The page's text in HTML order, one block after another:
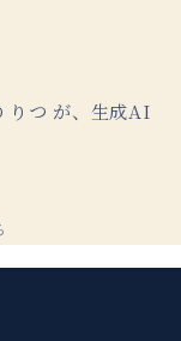
つ が、 生成AI